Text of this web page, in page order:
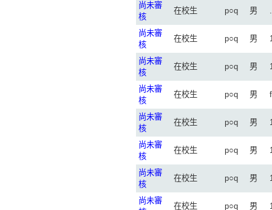
尚未審
核
在校生 p○q 男
尚未審
核
在校生 p○q 男
尚未審
核
在校生 p○q 男
尚未審
核
在校生 p○q 男
尚未審
核
在校生 p○q 男
尚未審
核
在校生 p○q 男
尚未審
核
在校生 p○q 男
尚未審
在校生 p○q 男